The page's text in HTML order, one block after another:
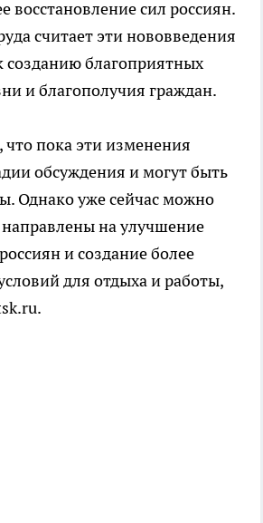
восстановление сил россиян.
считает эти нововведения
благоприятных
и благополучия граждан.
пока эти изменения
обсуждения и могут быть
Однако уже сейчас можно
направлены на улучшение
и создание более
для отдыха и работы,